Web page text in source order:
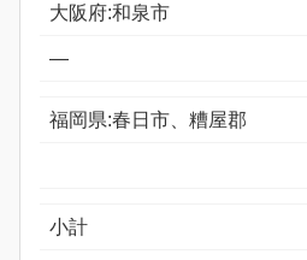
大阪府:和泉市
―
福岡県:春日市、糟屋郡
小計